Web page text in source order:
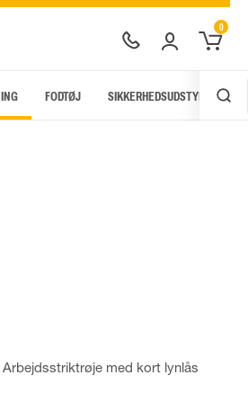
0
FODTØJ SIKKERHEDSUDSTYR